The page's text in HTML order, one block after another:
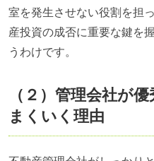
室を発生させない役割を担
産投資の成否に重要な鍵を
うわけです。
（２）管理会社が
まくいく理由